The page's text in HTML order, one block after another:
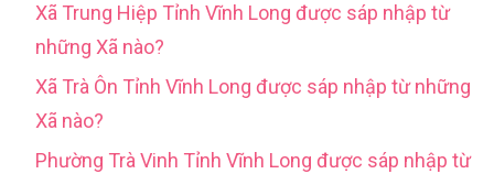
Xã Trung Hiệp Tỉnh Vĩnh Long được sáp nhập từ
những Xã nào?
Xã Trà Ôn Tỉnh Vĩnh Long được sáp nhập từ những
Xã nào?
Phường Trà Vinh Tỉnh Vĩnh Long được sáp nhập từ